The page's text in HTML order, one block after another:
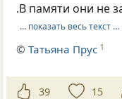
.В памяти они не
… показать весь текст …
©Татьяна Прус 1
39 15